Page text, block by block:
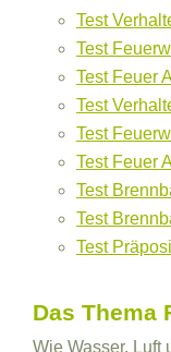
Test
Test
Test Feuer
Test
Test
Test Feuer
Test
Test
Test
Das Thema
Wie Wasser, Luft